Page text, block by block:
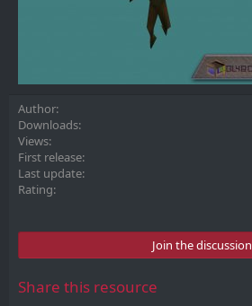
Author
Downloads
Views
First release
Last update
Rating
Join the discussion
Share this resource